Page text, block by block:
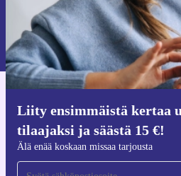
Liity ensimmäistä kertaa
tilaajaksi ja säästä 15 €!
Älä enää koskaan missaa tarjousta
Pyydä
Lisätietoja henkilötietojen käytöstä löydät
iOS:lle ja